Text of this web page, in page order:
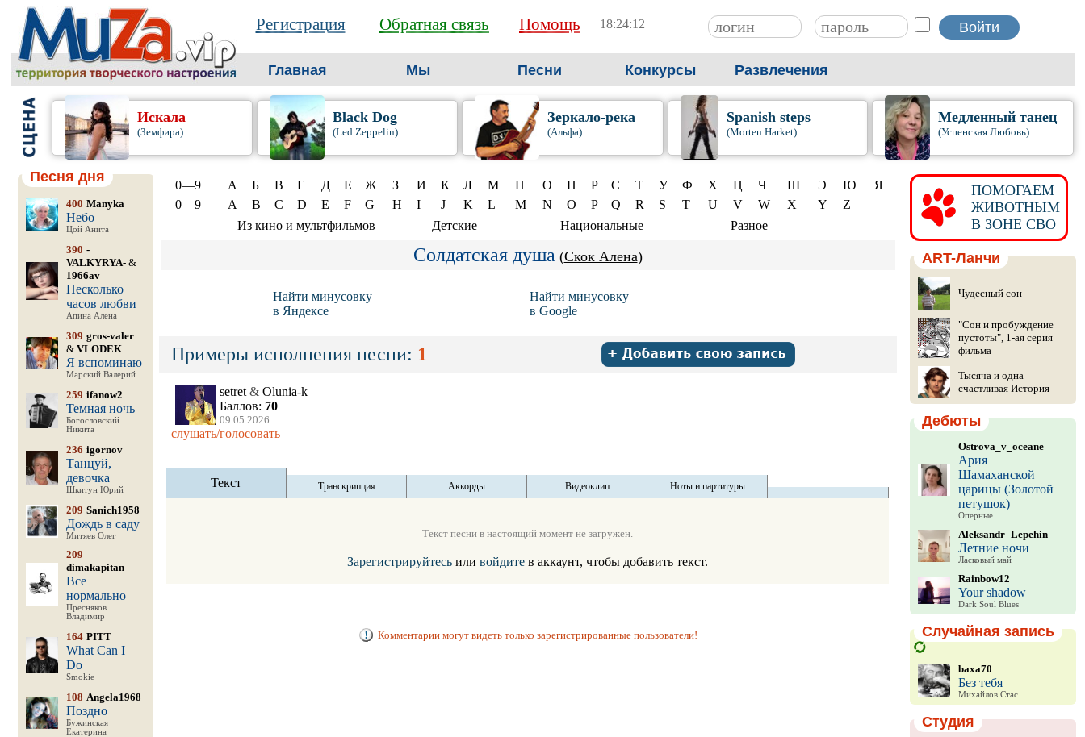
Регистрация Обратная связь Помощь 18:24:13
Главная Мы Песни Конкурсы Развлечения
Искала
(Земфира)
Black Dog
(Led Zeppelin)
Зеркало-река
(Альфа)
Spanish steps
(Morten Harket)
Медленный танец
(Успенская Любовь)
Песня дня
400 Manyka
Небо
Цой Анита
390 -
VALKYRYA-&
1966av
Несколько
часов любви
Апина Алена
309 gros-valer
& VLODEK
Я вспоминаю
Марский Валерий
259 ifanow2
Темная ночь
Богословский
Никита
236 igornov
Танцуй,
девочка
Шкитун Юрий
209 Sanich1958
Дождь в саду
Митяев Олег
209
dimakapitan
Все
нормально
Пресняков
Владимир
164 PITT
What Can I
Do
Smokie
108 Angela1968
Поздно
Бужинская
Екатерина
0—9 А Б В Г Д Е Ж З И К Л М Н О П Р С Т У Ф Х Ц Ч Ш Э Ю
Я
0—9
A B C D E F G H I J K L M N O P Q R S T U V W X Y
Z
Из кино и мультфильмов
Детские Национальные Разное
Солдатская душа(Скок Алена)
Найти минусовку
в Яндексе
Найти минусовку
в Google
Примеры исполнения песни: 1
setret &Olunia-k
Баллов: 70
09.05.2026
слушать/голосовать
Текст Транскрипция Аккорды Видеоклип Ноты и партитуры
Текст песни в настоящий момент не загружен.
Зарегистрируйтесь или войдите в аккаунт, чтобы добавить текст.
Комментарии могут видеть только зарегистрированные пользователи!
ПОМОГАЕМ
ЖИВОТНЫМ
В ЗОНЕ СВО
ART-Ланчи
Чудесный сон
"Сон и пробуждение
пустоты", 1-ая серия
фильма
Тысяча и одна
счастливая История
Дебюты
Ostrova_v_oceane
Ария
Шамаханской
царицы (Золотой
петушок)
Оперные
Aleksandr_Lepehin
Летние ночи
Ласковый май
Rainbow12
Your shadow
Dark Soul Blues
Случайная запись
baxa70
Без тебя
Михайлов Стас
Студия